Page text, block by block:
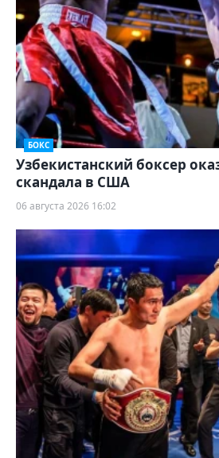
БОКС
Узбекистанский боксер
скандала в США
06 августа 2026 16:02